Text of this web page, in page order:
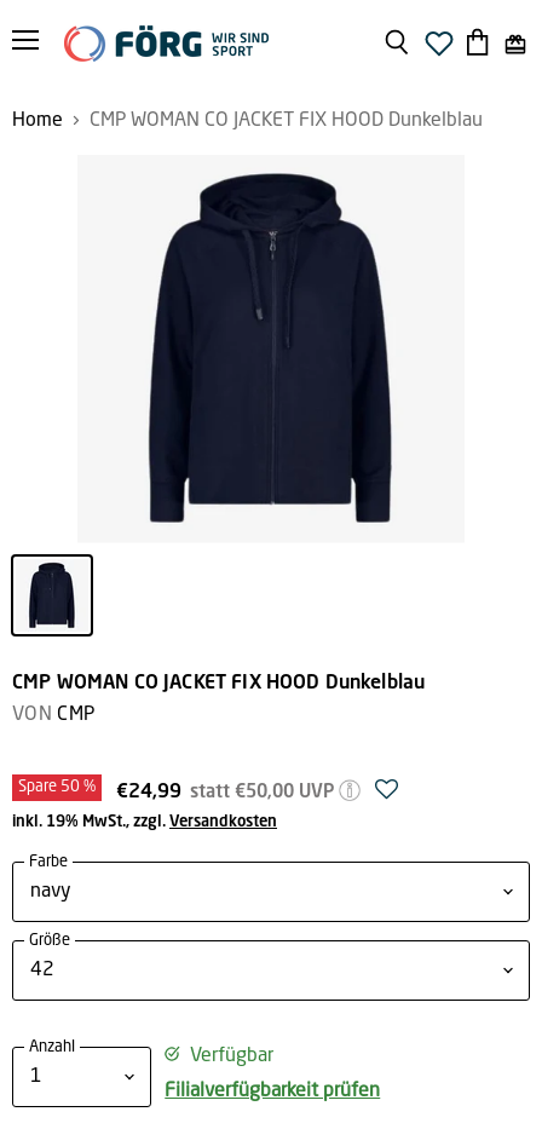
Menü
Home
CMP WOMAN CO JACKET FIX HOOD Dunkelblau
CMP WOMAN CO JACKET FIX HOOD Dunkelblau
VON CMP
Spare 50 % Aktueller Preis
€24,99 Ursprünglicher Preis
statt €50,00 UVP
inkl. 19% MwSt., zzgl. Versandkosten
Farbe
Größe
Anzahl
Verfügbar
Filialverfügbarkeit prüfen